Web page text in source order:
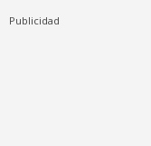
Publicidad